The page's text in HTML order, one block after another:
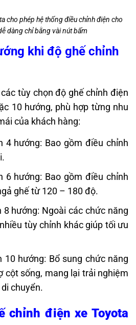
cho phép hệ thống điều chỉnh điện cho
dàng chỉ bằng vài nút bấm
khi độ ghế chỉnh
tùy chọn độ ghế chỉnh điện
10 hướng, phù hợp từng nhu
của khách hàng:
4 hướng: Bao gồm điều chỉnh
6 hướng: Bao gồm điều chỉnh
ghế từ 120 – 180 độ.
hướng: Ngoài các chức năng
tùy chỉnh khác giúp tối ưu
10 hướng: Bổ sung chức năng
cột sống, mang lại trải nghiệm
chuyển.
chỉnh điện xe Toyota